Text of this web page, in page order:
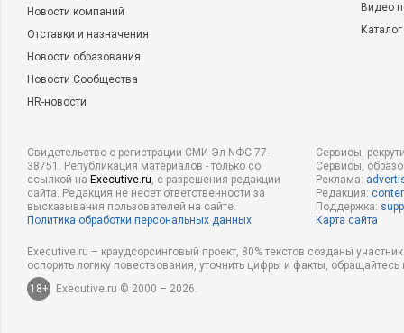
Новости компаний
Отставки и назначения
Новости образования
Новости Сообщества
HR-новости
Видео
Свидетельство о регистрации СМИ Эл NФС 77-
38751. Републикация материалов - только со
ссылкой на Executive.ru, с разрешения редакции
сайта. Редакция не несет ответственности за
высказывания пользователей на сайте.
Политика обработки персональных данных
Сервисы,
Сервисы,
Реклама:
Редакция:
Поддержка:
Карта сайта
Executive.ru – краудсорсинговый проект, 80% текстов созданы
оспорить логику повествования, уточнить цифры и факты,
18+
Executive.ru © 2000 – 2026.